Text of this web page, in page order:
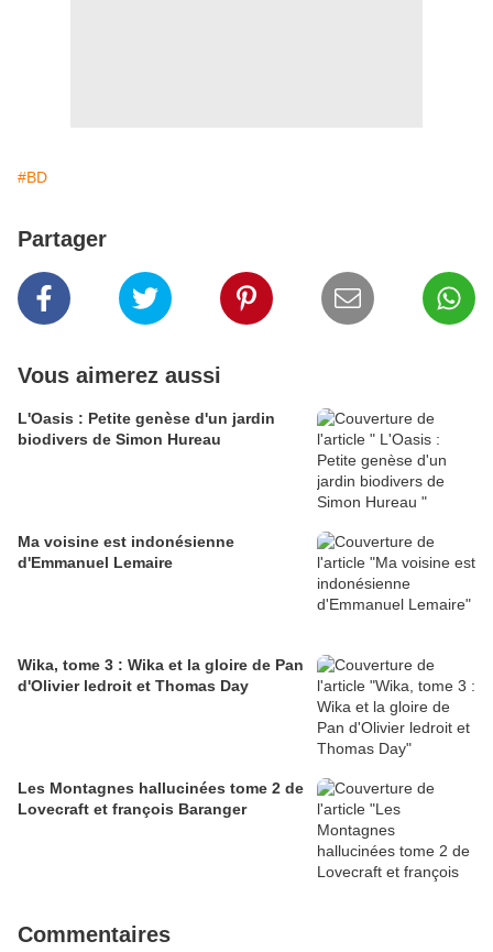
#BD
Partager
Vous aimerez aussi
L'Oasis : Petite genèse d'un jardin
biodivers de Simon Hureau
Ma voisine est indonésienne
d'Emmanuel Lemaire
Wika, tome 3 : Wika et la gloire de Pan
d'Olivier ledroit et Thomas Day
Les Montagnes hallucinées tome 2 de
Lovecraft et françois Baranger
Commentaires